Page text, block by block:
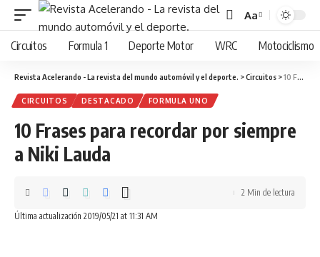
Cambiar
tamaño
fuente
Aa
Circuitos Formula 1 Deporte Motor WRC Motociclismo
Revista Acelerando - La revista del mundo automóvil y el deporte. >Circuitos >10 Frases para recordar por siempre a Niki Lauda
CIRCUITOS DESTACADO FORMULA UNO
10 Frases para recordar por siempre
a Niki Lauda
Última actualización 2019/05/21 at 11:31 AM
2 Min de lectura